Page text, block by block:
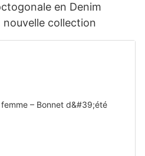
en Denim
collection